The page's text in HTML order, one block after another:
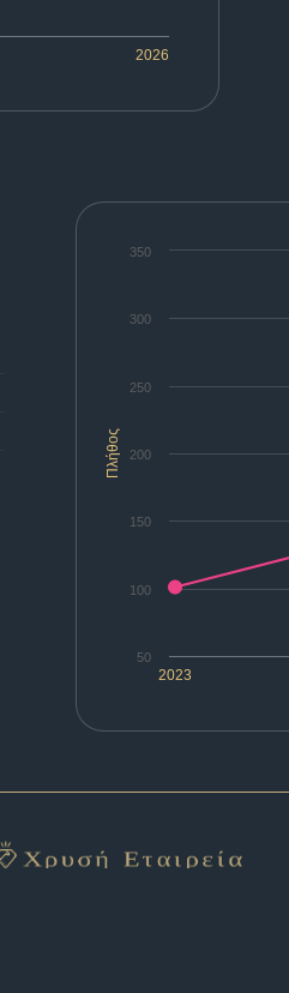
2026
Πλήθος
2023
50
100
150
200
250
300
350